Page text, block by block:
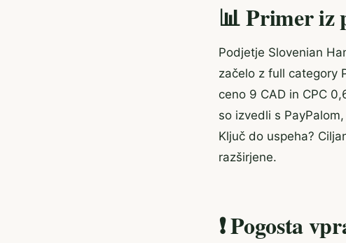
📊 Primer iz
Podjetje Slovenian
začelo z full category
ceno 9 CAD in CPC
so izvedli s
Ključ do uspeha?
razširjene.
❗ Pogosta